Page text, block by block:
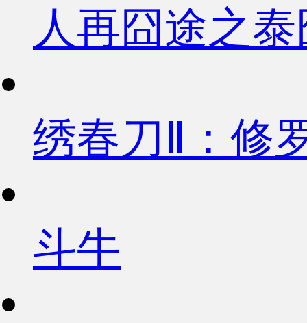
人再囧途之
绣春刀Ⅱ：修
斗牛